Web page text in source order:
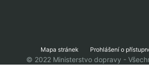
Mapa stránek Prohlášení o
© 2022 Ministerstvo dopravy -